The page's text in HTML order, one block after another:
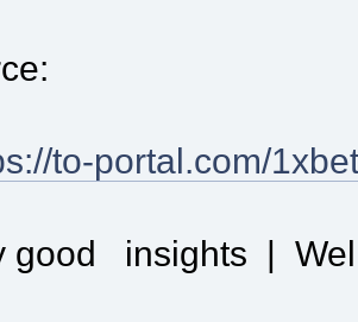
to-portal.com/
good insights |